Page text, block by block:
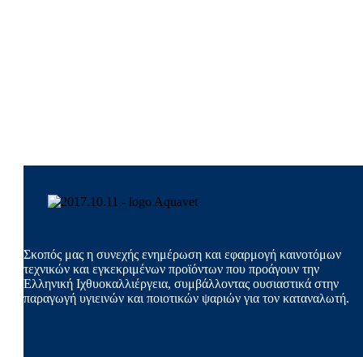
Σκοπός μας η συνεχής ενημέρωση και εφαρμογή καινοτόμων
τεχνικών και εγκεκριμένων προϊόντων που προάγουν την
Ελληνική Ιχθυοκαλλιέργεια, συμβάλλοντας ουσιαστικά στην
παραγωγή υγιεινών και ποιοτικών ψαριών για τον καταναλωτή.